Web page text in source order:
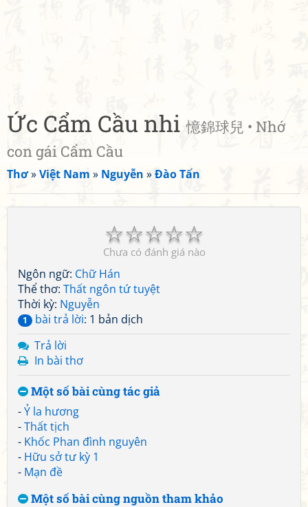
Ức Cẩm Cầu nhi憶錦球兒 • Nhớ
con gái Cẩm Cầu
Thơ»Việt Nam » Nguyễn »Đào Tấn
☆
☆
☆
☆
☆
Chưa có đánh giá nào
Ngôn ngữ: Chữ Hán
Thể thơ: Thất ngôn tứ tuyệt
Thời kỳ: Nguyễn
1 bài trả lời: 1 bản dịch
Trả lời
In bài thơ
Một số bài cùng tác giả
-Ỷ la hương
-Thất tịch
- Khốc Phan đình nguyên
- Hữu sở tư kỳ 1
- Mạn đề
Một số bài cùng nguồn tham khảo